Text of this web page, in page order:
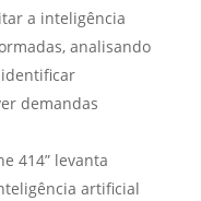
a inteligência
analisando
demandas
414” levanta
artificial